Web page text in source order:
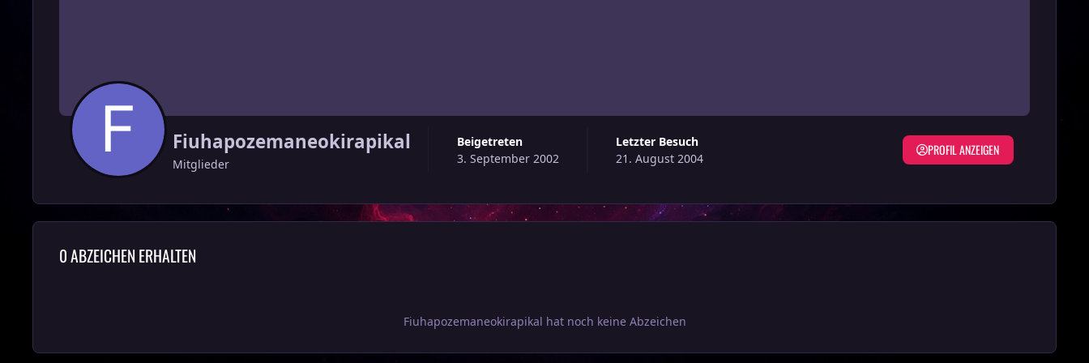
Fiuhapozemaneokirapikal
Mitglieder
Beigetreten
3. September 2002
Letzter Besuch
21. August 2004
PROFIL ANZEIGEN
0 ABZEICHEN ERHALTEN
Fiuhapozemaneokirapikal hat noch keine Abzeichen